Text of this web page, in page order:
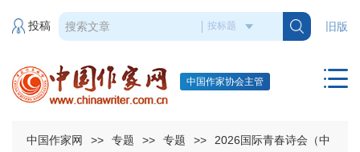
旧版
投稿
中国作家协会主管
中国作家网 >> 专题 >> 专题 >>
2026国际青春诗会（中